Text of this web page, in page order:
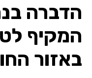
הדברה
המקיף
באזור